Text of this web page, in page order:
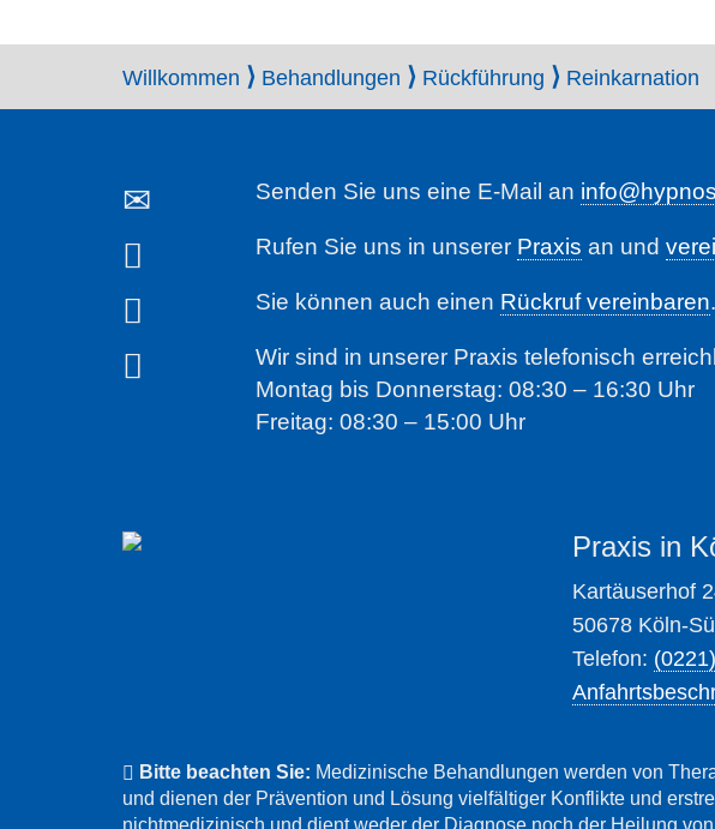
Willkommen Behandlungen Rückführung Reinkarnation
Senden Sie uns eine E-Mail an
Rufen Sie uns in unserer Praxis an und
Sie können auch einen Rückruf vereinbaren.
Wir sind in unserer Praxis telefonisch
Montag bis Donnerstag: 08:30 – 16:30 Uhr
Freitag: 08:30 – 15:00 Uhr
Praxis in
Kartäuserhof
50678 Köln-
Telefon:
Bitte beachten Sie: Medizinische Behandlungen werden von
und dienen der Prävention und Lösung vielfältiger Konflikte und
nichtmedizinisch und dient weder der Diagnose noch der Heilung